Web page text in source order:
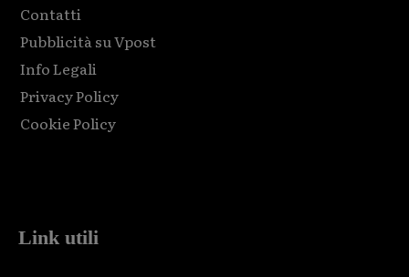
Contatti
Pubblicità su Vpost
Info Legali
Privacy Policy
Cookie Policy
Link utili